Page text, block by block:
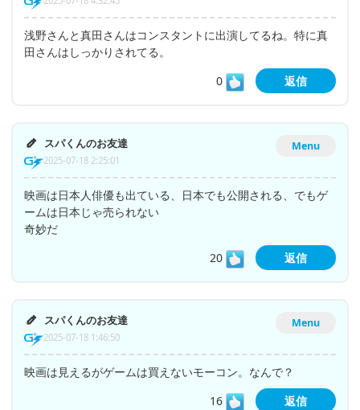
浅野さんと真田さんはコンスタントに出演してるね。特に真
田さんはしっかりされてる。
0
返信
Menu
スパくんのお友達
2025-07-18 2:25:01
映画は日本人俳優も出ている、日本でも公開される、でもゲ
ームは日本じゃ売られない
奇妙だ
20
返信
Menu
スパくんのお友達
2025-07-18 1:46:50
映画は見えるがゲームは買えないモーコン。なんで？
16
返信